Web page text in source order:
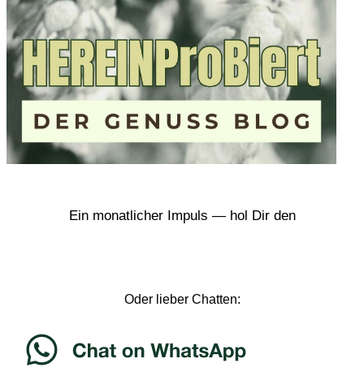
Ein monatlicher Impuls — hol Dir den
Oder lieber Chatten: